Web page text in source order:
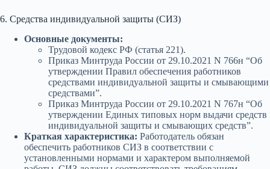
6. Средства индивидуальной защиты (СИЗ)
Основные документы:
Трудовой кодекс РФ (статья 221).
Приказ Минтруда России от 29.10.2021 N 766н “Об
утверждении Правил обеспечения работников
средствами индивидуальной защиты и смывающими
средствами”.
Приказ Минтруда России от 29.10.2021 N 767н “Об
утверждении Единых типовых норм выдачи средств
индивидуальной защиты и смывающих средств”.
Краткая характеристика: Работодатель обязан
обеспечить работников СИЗ в соответствии с
установленными нормами и характером выполняемой